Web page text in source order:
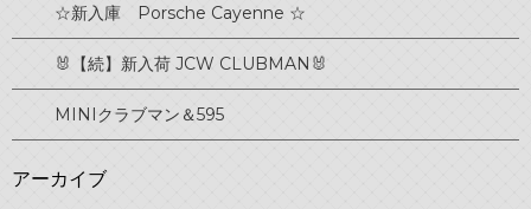
☆新入庫 Porsche Cayenne ☆
🐰【続】新入荷 JCW CLUBMAN🐰
MINIクラブマン＆595
アーカイブ